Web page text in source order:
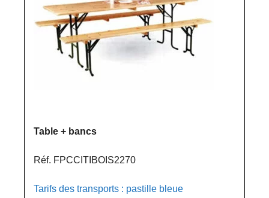
Table + bancs
Réf. FPCCITIBOIS2270
Tarifs des transports : pastille bleue